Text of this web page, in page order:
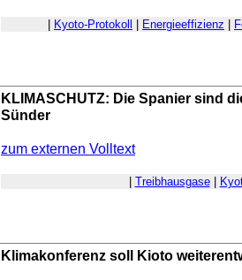
Kyoto-Protokoll Energieeffizienz
KLIMASCHUTZ: Die Spanier sind
Sünder
zum externen Volltext
Treibhausgase|
Klimakonferenz soll Kioto